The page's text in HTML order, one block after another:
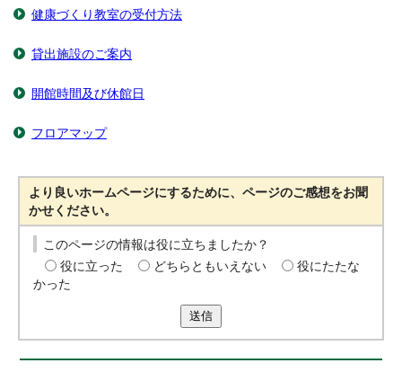
健康づくり教室の受付方法
貸出施設のご案内
開館時間及び休館日
フロアマップ
より良いホームページにするために、ページのご感想をお聞
かせください。
このページの情報は役に立ちましたか？
役に立った
どちらともいえない
役にたたな
かった
送信